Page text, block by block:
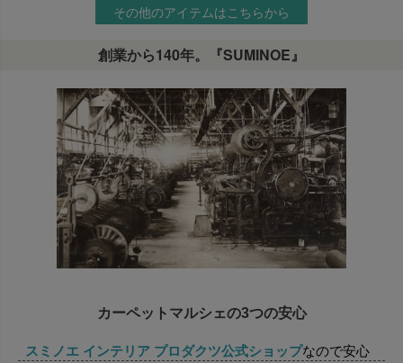
その他のアイテムはこちらから
創業から140年。『SUMINOE』
カーペットマルシェの3つの安心
スミノエ インテリア プロダクツ公式ショップなので安心